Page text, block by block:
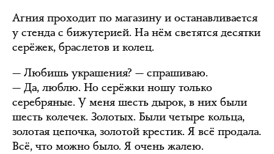
Агния проходит по магазину и останавливается
у стенда с бижутерией. На нём светятся десятки
серёжек, браслетов и колец.
— Любишь украшения? — спрашиваю.
— Да, люблю. Но серёжки ношу только
серебряные. У меня шесть дырок, в них были
шесть колечек. Золотых. Были четыре кольца,
золотая цепочка, золотой крестик. Я всё продала.
Всё, что можно было. Я очень жалею.